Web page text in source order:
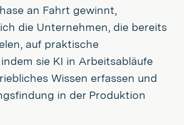
an Fahrt gewinnt,
die Unternehmen, die bereits
auf praktische
sie KI in Arbeitsabläufe
Wissen erfassen und
in der Produktion